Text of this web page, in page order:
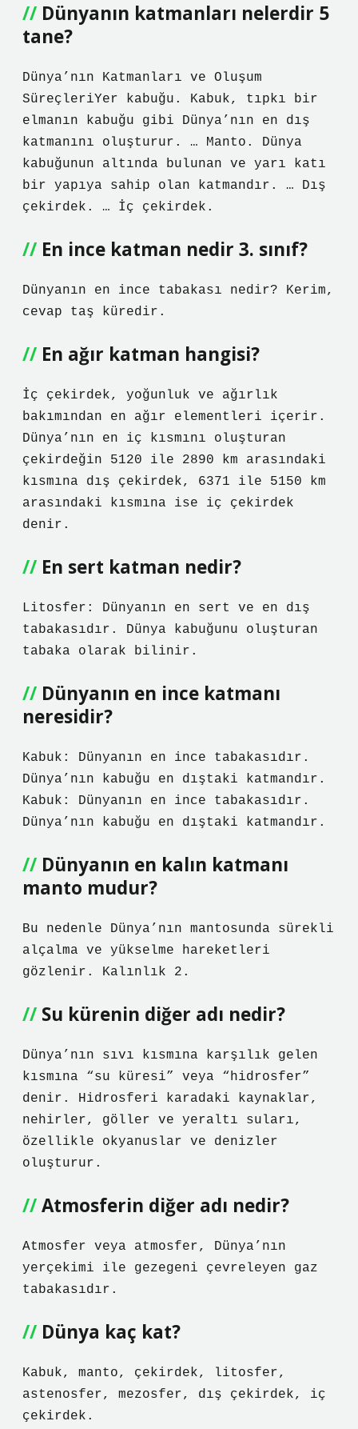
Dünyanın katmanları nelerdir 5
tane?
Dünya’nın Katmanları ve Oluşum
SüreçleriYer kabuğu. Kabuk, tıpkı bir
elmanın kabuğu gibi Dünya’nın en dış
katmanını oluşturur. … Manto. Dünya
kabuğunun altında bulunan ve yarı katı
bir yapıya sahip olan katmandır. … Dış
çekirdek. … İç çekirdek.
En ince katman nedir 3. sınıf?
Dünyanın en ince tabakası nedir? Kerim,
cevap taş küredir.
En ağır katman hangisi?
İç çekirdek, yoğunluk ve ağırlık
bakımından en ağır elementleri içerir.
Dünya’nın en iç kısmını oluşturan
çekirdeğin 5120 ile 2890 km arasındaki
kısmına dış çekirdek, 6371 ile 5150 km
arasındaki kısmına ise iç çekirdek
denir.
En sert katman nedir?
Litosfer: Dünyanın en sert ve en dış
tabakasıdır. Dünya kabuğunu oluşturan
tabaka olarak bilinir.
Dünyanın en ince katmanı
neresidir?
Kabuk: Dünyanın en ince tabakasıdır.
Dünya’nın kabuğu en dıştaki katmandır.
Kabuk: Dünyanın en ince tabakasıdır.
Dünya’nın kabuğu en dıştaki katmandır.
Dünyanın en kalın katmanı
manto mudur?
Bu nedenle Dünya’nın mantosunda sürekli
alçalma ve yükselme hareketleri
gözlenir. Kalınlık 2.
Su kürenin diğer adı nedir?
Dünya’nın sıvı kısmına karşılık gelen
kısmına “su küresi” veya “hidrosfer”
denir. Hidrosferi karadaki kaynaklar,
nehirler, göller ve yeraltı suları,
özellikle okyanuslar ve denizler
oluşturur.
Atmosferin diğer adı nedir?
Atmosfer veya atmosfer, Dünya’nın
yerçekimi ile gezegeni çevreleyen gaz
tabakasıdır.
Dünya kaç kat?
Kabuk, manto, çekirdek, litosfer,
astenosfer, mezosfer, dış çekirdek, iç
çekirdek.